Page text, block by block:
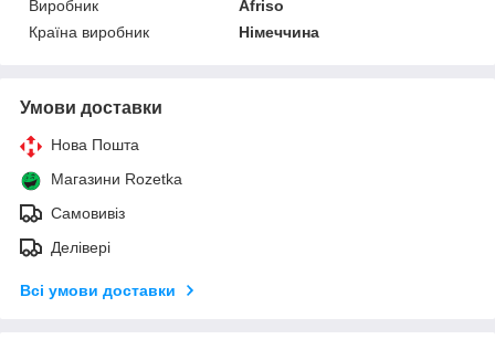
Виробник
Afriso
Країна виробник
Німеччина
Умови доставки
Нова Пошта
Магазини Rozetka
Самовивіз
Делівері
Всі умови доставки